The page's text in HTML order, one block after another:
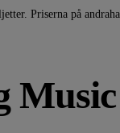
Priserna på